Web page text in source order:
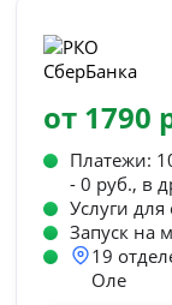
от 1790
Платежи:
- 0 руб., в
Услуги для
Запуск на
19
Оле